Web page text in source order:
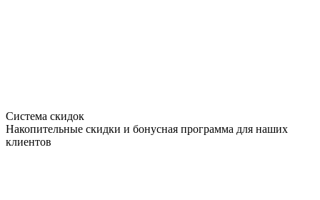
Система скидок
Накопительные скидки и бонусная программа для наших
клиентов